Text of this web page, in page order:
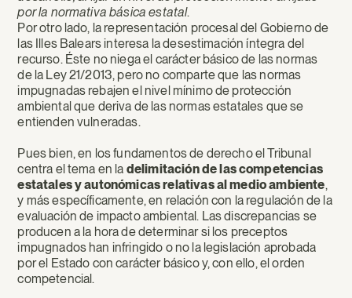
por la normativa básica estatal.
Por otro lado, la representación procesal del Gobierno de
las Illes Balears interesa la desestimación íntegra del
recurso. Éste no niega el carácter básico de las normas
de la Ley 21/2013, pero no comparte que las normas
impugnadas rebajen el nivel mínimo de protección
ambiental que deriva de las normas estatales que se
entienden vulneradas.
Pues bien, en los fundamentos de derecho el Tribunal
centra el tema en la delimitación de las competencias
estatales y autonómicas relativas al medio ambiente,
y más específicamente, en relación con la regulación de la
evaluación de impacto ambiental. Las discrepancias se
producen a la hora de determinar si los preceptos
impugnados han infringido o no la legislación aprobada
por el Estado con carácter básico y, con ello, el orden
competencial.